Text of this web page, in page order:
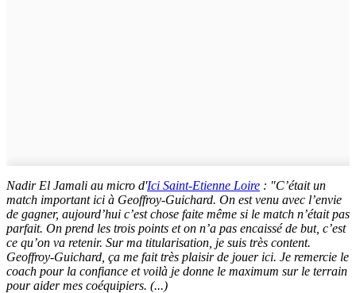
Nadir El Jamali au micro d'Ici Saint-Etienne Loire : "C’était un
match important ici à Geoffroy-Guichard. On est venu avec l’envie
de gagner, aujourd’hui c’est chose faite même si le match n’était pas
parfait. On prend les trois points et on n’a pas encaissé de but, c’est
ce qu’on va retenir. Sur ma titularisation, je suis très content.
Geoffroy-Guichard, ça me fait très plaisir de jouer ici. Je remercie le
coach pour la confiance et voilà je donne le maximum sur le terrain
pour aider mes coéquipiers. (...)